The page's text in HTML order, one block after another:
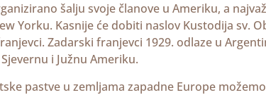
šalju svoje članove u Ameriku, a
Yorku. Kasnije će dobiti naslov Kustodija sv.
Zadarski franjevci 1929. odlaze u
i Južnu Ameriku.
pastve u zemljama zapadne Europe